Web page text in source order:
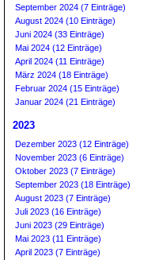
September 2024 (7 Einträge)
August 2024 (10 Einträge)
Juni 2024 (33 Einträge)
Mai 2024 (12 Einträge)
April 2024 (11 Einträge)
März 2024 (18 Einträge)
Februar 2024 (15 Einträge)
Januar 2024 (21 Einträge)
2023
Dezember 2023 (12 Einträge)
November 2023 (6 Einträge)
Oktober 2023 (7 Einträge)
September 2023 (18 Einträge)
August 2023 (7 Einträge)
Juli 2023 (16 Einträge)
Juni 2023 (29 Einträge)
Mai 2023 (11 Einträge)
April 2023 (7 Einträge)